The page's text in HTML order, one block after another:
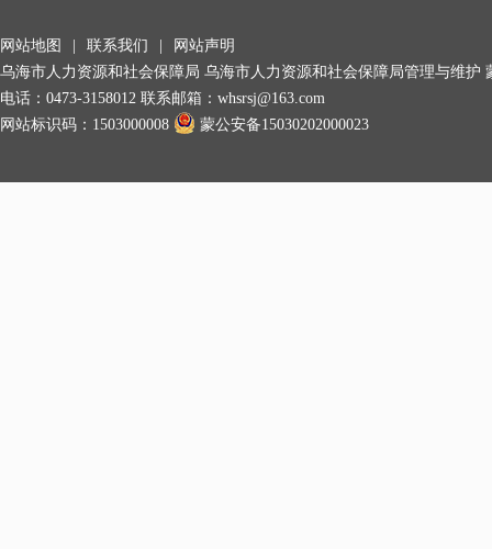
网站地图 联系我们
网站声明
乌海市人力资源和社会保障局 乌海市人力资源和社会保障局管理与维护
电话：0473-3158012 联系邮箱：whsrsj@163.com
网站标识码：1503000008
蒙公安备15030202000023